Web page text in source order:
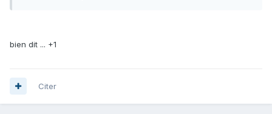
bien dit ... +1
Citer